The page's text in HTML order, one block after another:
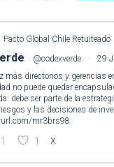
Pacto Global Chile Retuiteado
@codexverde ·
29
más directorios y gerencias
no puede quedar
debe ser parte de la
y las decisiones de
mr3brs98
1 1 X